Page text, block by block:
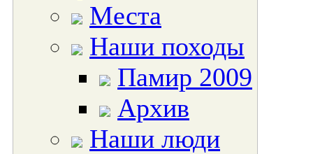
Места
Наши походы
Памир 2009
Архив
Наши люди